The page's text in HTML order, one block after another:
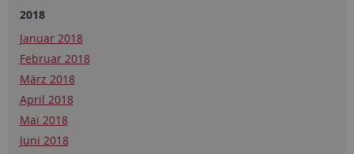
2018
Januar 2018
Februar 2018
März 2018
April 2018
Mai 2018
Juni 2018